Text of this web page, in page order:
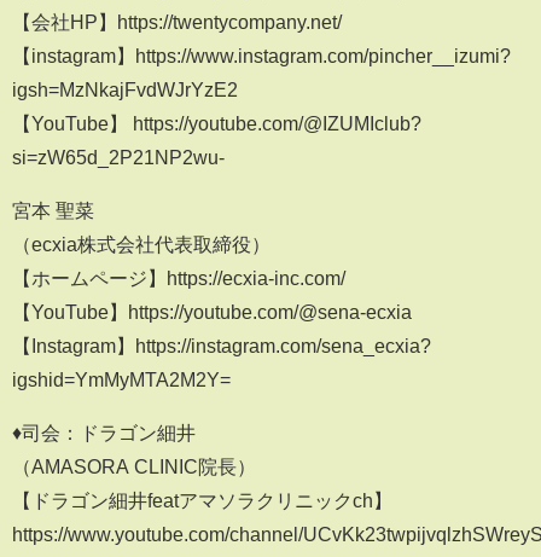
【会社HP】https://twentycompany.net/
【instagram】https://www.instagram.com/pincher__izumi?
igsh=MzNkajFvdWJrYzE2
【YouTube】 https://youtube.com/@IZUMIclub?
si=zW65d_2P21NP2wu-
宮本 聖菜
（ecxia株式会社代表取締役）
【ホームページ】https://ecxia-inc.com/
【YouTube】https://youtube.com/@sena-ecxia
【Instagram】https://instagram.com/sena_ecxia?
igshid=YmMyMTA2M2Y=
♦︎司会：ドラゴン細井
（AMASORA CLINIC院長）
【ドラゴン細井featアマソラクリニックch】
https://www.youtube.com/channel/